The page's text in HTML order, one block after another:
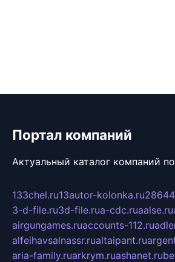
Портал компаний
Актуальный каталог компаний
133chel.ru13autor-kolonka.ru
3-d-file.ru3d-file.rua-cdc.ruaalse.ru
airgungames.ruaccounts-112.ru
alfeihavsalnassr.rualtaipant.ru
aria-family.ruarkrym.ruashanet.ru